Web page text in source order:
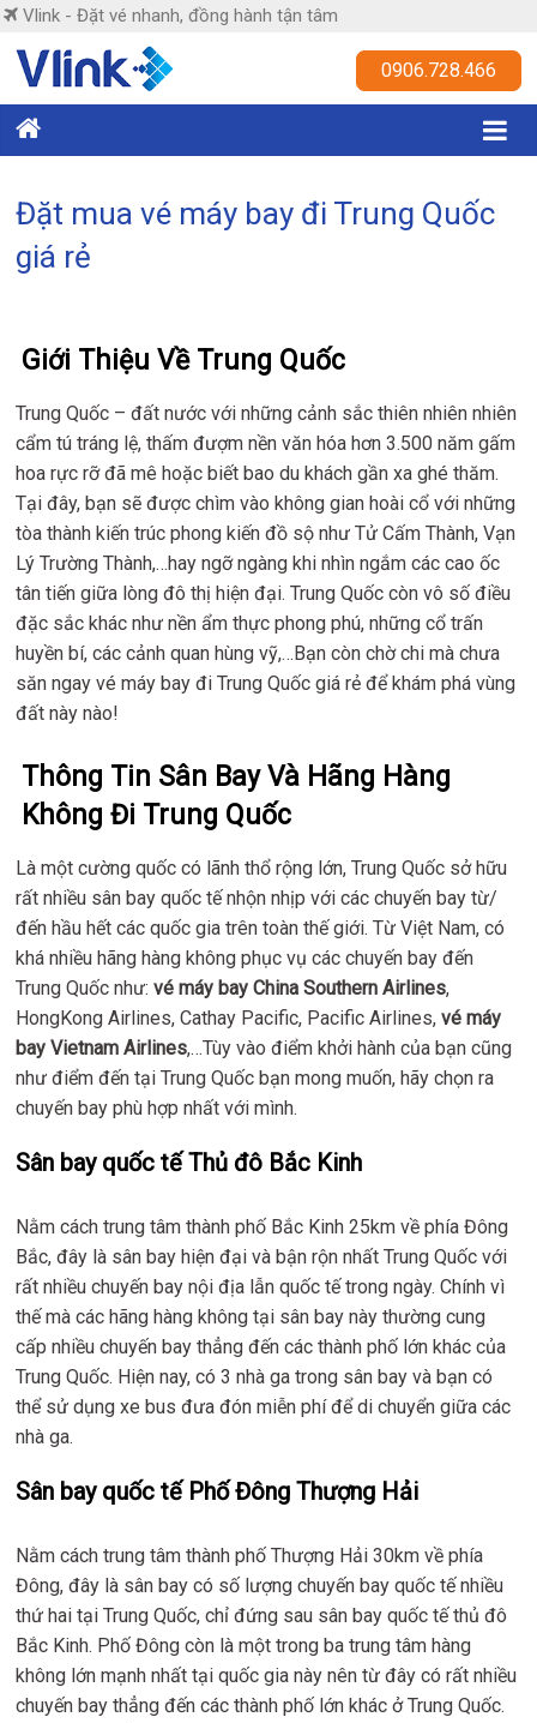
Skip
content
Vlink - Đặt vé nhanh, đồng hành tận tâm
Vlink
nhanh,
đồng
hành
0906.728.466
Đặt mua vé máy bay đi Trung Quốc
giá rẻ
Giới Thiệu Về Trung Quốc
Trung Quốc – đất nước với những cảnh sắc thiên nhiên nhiên
cẩm tú tráng lệ, thấm đượm nền văn hóa hơn 3.500 năm gấm
hoa rực rỡ đã mê hoặc biết bao du khách gần xa ghé thăm.
Tại đây, bạn sẽ được chìm vào không gian hoài cổ với những
tòa thành kiến trúc phong kiến đồ sộ như Tử Cấm Thành, Vạn
Lý Trường Thành,…hay ngỡ ngàng khi nhìn ngắm các cao ốc
tân tiến giữa lòng đô thị hiện đại. Trung Quốc còn vô số điều
đặc sắc khác như nền ẩm thực phong phú, những cổ trấn
huyền bí, các cảnh quan hùng vỹ,…Bạn còn chờ chi mà chưa
săn ngay vé máy bay đi Trung Quốc giá rẻ để khám phá vùng
đất này nào!
Thông Tin Sân Bay Và Hãng Hàng
Không Đi Trung Quốc
Là một cường quốc có lãnh thổ rộng lớn, Trung Quốc sở hữu
rất nhiều sân bay quốc tế nhộn nhịp với các chuyến bay từ/
đến hầu hết các quốc gia trên toàn thế giới. Từ Việt Nam, có
khá nhiều hãng hàng không phục vụ các chuyến bay đến
Trung Quốc như:vé máy bay China Southern Airlines,
HongKong Airlines, Cathay Pacific, Pacific Airlines,vé máy
bay Vietnam Airlines,…Tùy vào điểm khởi hành của bạn cũng
như điểm đến tại Trung Quốc bạn mong muốn, hãy chọn ra
chuyến bay phù hợp nhất với mình.
Sân bay quốc tế Thủ đô Bắc Kinh
Nằm cách trung tâm thành phố Bắc Kinh 25km về phía Đông
Bắc, đây là sân bay hiện đại và bận rộn nhất Trung Quốc với
rất nhiều chuyến bay nội địa lẫn quốc tế trong ngày. Chính vì
thế mà các hãng hàng không tại sân bay này thường cung
cấp nhiều chuyến bay thẳng đến các thành phố lớn khác của
Trung Quốc. Hiện nay, có 3 nhà ga trong sân bay và bạn có
thể sử dụng xe bus đưa đón miễn phí để di chuyển giữa các
nhà ga.
Sân bay quốc tế Phố Đông Thượng Hải
Nằm cách trung tâm thành phố Thượng Hải 30km về phía
Đông, đây là sân bay có số lượng chuyến bay quốc tế nhiều
thứ hai tại Trung Quốc, chỉ đứng sau sân bay quốc tế thủ đô
Bắc Kinh. Phố Đông còn là một trong ba trung tâm hàng
không lớn mạnh nhất tại quốc gia này nên từ đây có rất nhiều
chuyến bay thẳng đến các thành phố lớn khác ở Trung Quốc.